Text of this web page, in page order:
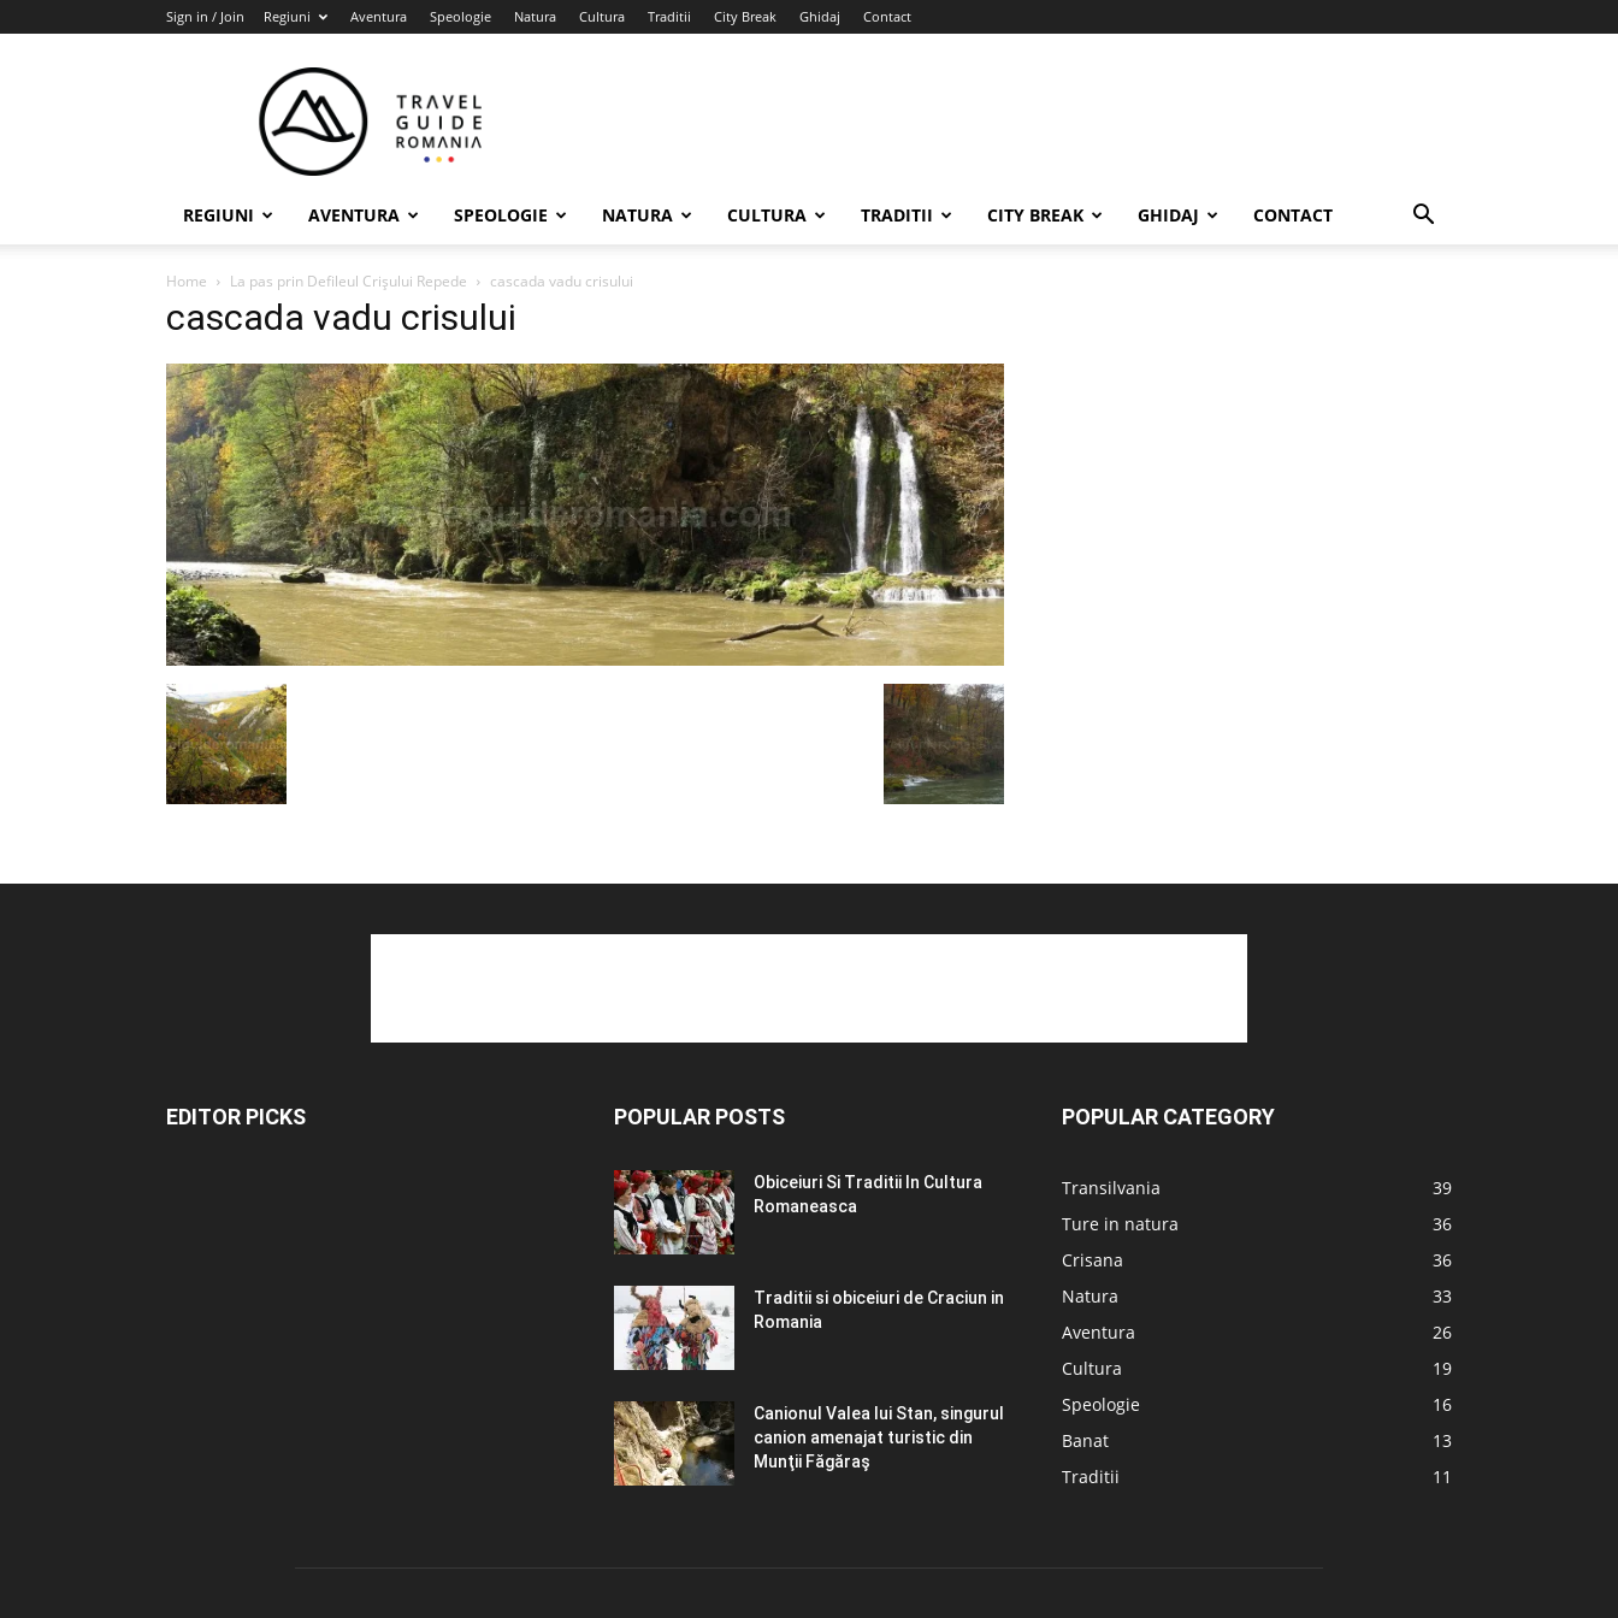
Sign in / Join Regiuni Aventura Speologie Natura Cultura Traditii City Break Ghidaj Contact
Guide
Romania
REGIUNI AVENTURA SPEOLOGIE NATURA CULTURA TRADITII CITY BREAK GHIDAJ CONTACT
Home La pas prin Defileul Crişului Repede cascada vadu crisului
cascada vadu crisului
EDITOR PICKS POPULAR POSTS
Obiceiuri Si Traditii In Cultura
Romaneasca
Traditii si obiceiuri de Craciun in
Romania
Canionul Valea lui Stan, singurul
canion amenajat turistic din
Munţii Făgăraş
POPULAR CATEGORY
Transilvania
39
Ture in natura
36
Crisana
36
Natura
33
Aventura
26
Cultura
19
Speologie
16
Banat
13
Traditii
11